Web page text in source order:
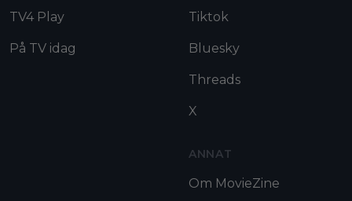
TV4 Play
På TV idag
Tiktok
Bluesky
Threads
X
ANNAT
Om MovieZine